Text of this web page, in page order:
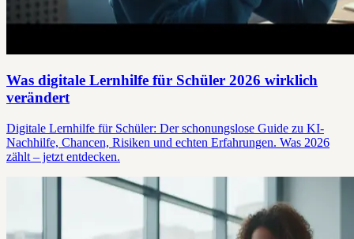
Was digitale Lernhilfe für Schüler 2026 wirklich
verändert
Digitale Lernhilfe für Schüler: Der schonungslose Guide zu KI-
Nachhilfe, Chancen, Risiken und echten Erfahrungen. Was 2026
zählt – jetzt entdecken.